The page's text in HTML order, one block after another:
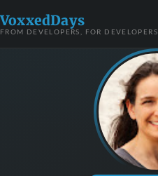
VoxxedDays
FROM DEVELOPERS, FOR DEVELOPERS